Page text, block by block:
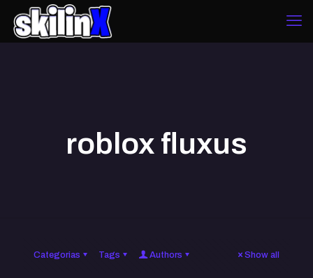
roblox fluxus
Categorias Tags Authors Show all